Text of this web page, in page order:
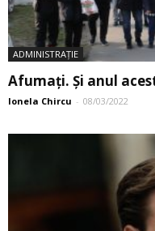
ADMINISTRAȚIE
Afumați. Și anul
Ionela Chircu - 08/03/2022